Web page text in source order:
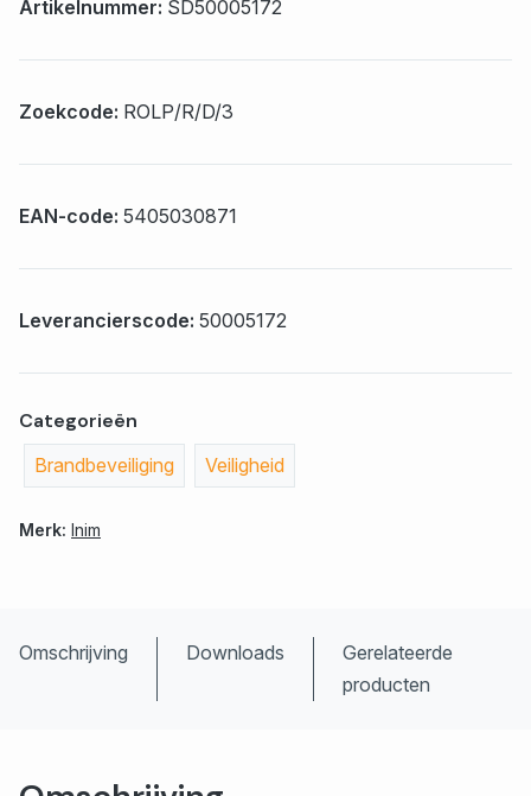
Artikelnummer: SD50005172
Zoekcode: ROLP/R/D/3
EAN-code: 5405030871
Leverancierscode: 50005172
Categorieën
Brandbeveiliging Veiligheid
Merk: Inim
Omschrijving Downloads
Gerelateerde
producten